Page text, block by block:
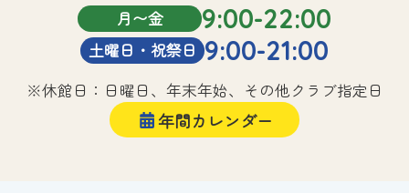
月〜金 9:00-22:00
土曜日・祝祭日 9:00-21:00
※休館日：日曜日、年末年始、その他クラブ指定日
年間カレンダー